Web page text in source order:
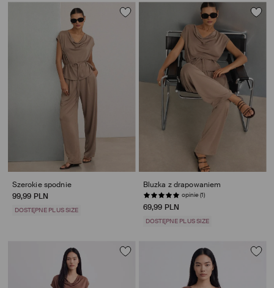
Szerokie spodnie
99,99 PLN
DOSTĘPNE PLUS SIZE
Bluzka z drapowaniem
opinie (1)
69,99 PLN
DOSTĘPNE PLUS SIZE